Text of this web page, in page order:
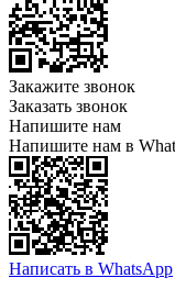
Закажите звонок
Заказать звонок
Напишите нам
Напишите нам в
Написать в WhatsApp